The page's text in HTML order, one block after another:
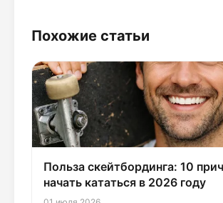
Похожие статьи
Польза скейтбординга: 10
начать кататься в 2026 году